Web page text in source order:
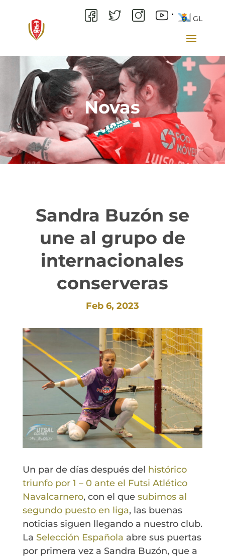
GL
Novas
Sandra Buzón se
une al grupo de
internacionales
conserveras
Feb 6, 2023
Un par de días después del histórico
triunfo por 1 – 0 ante el Futsi Atlético
Navalcarnero, con el que subimos al
segundo puesto en liga, las buenas
noticias siguen llegando a nuestro club.
La Selección Española abre sus puertas
por primera vez a Sandra Buzón, que a